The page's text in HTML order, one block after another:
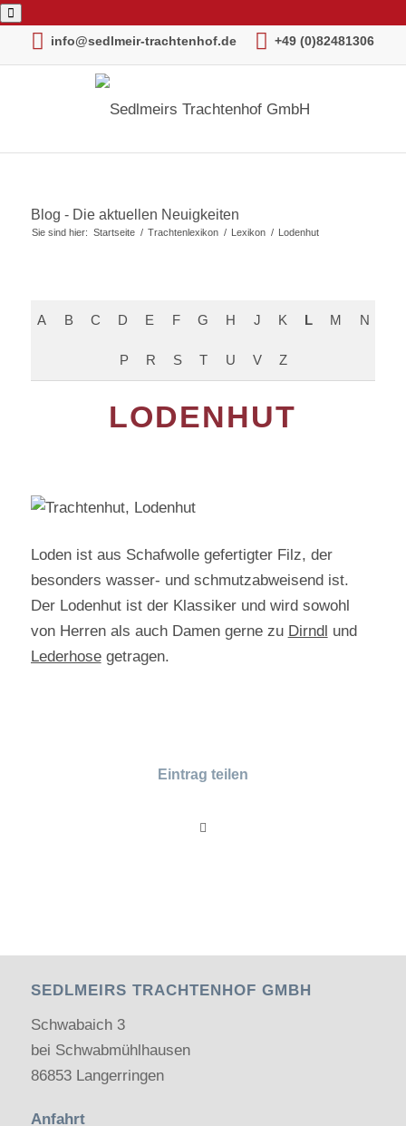
info@sedlmeir-trachtenhof.de +49 (0)82481306
Blog - Die aktuellen Neuigkeiten
Sie sind hier: Startseite / Trachtenlexikon / Lexikon / Lodenhut
A B C D E F G H J K L M N
P R S T U V Z
LODENHUT
Loden ist aus Schafwolle gefertigter Filz, der
besonders wasser- und schmutzabweisend ist.
Der Lodenhut ist der Klassiker und wird sowohl
von Herren als auch Damen gerne zu Dirndl
und
Lederhosegetragen.
Eintrag teilen
SEDLMEIRS TRACHTENHOF GMBH
Schwabaich 3
bei Schwabmühlhausen
86853 Langerringen
Anfahrt